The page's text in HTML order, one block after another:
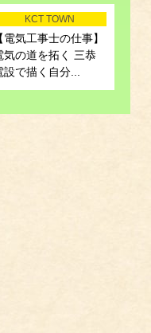
KCT TOWN
【電気工事士の仕事】
気の道を拓く 三恭
設で描く自分...